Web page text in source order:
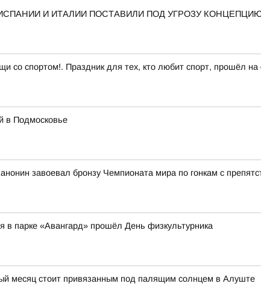
И ИТАЛИИ ПОСТАВИЛИ ПОД УГРОЗУ
со спортом!. Праздник для тех, кто любит спорт, прошёл
в Подмосковье
завоевал бронзу Чемпионата мира по гонкам с
в парке «Авангард» прошёл День физкультурника
месяц стоит привязанным под палящим солнцем в Алуште